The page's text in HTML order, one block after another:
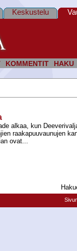
KOMMENTIT HAKU
Keskustelu
alkaa, kun
raakapuuvaunujen
ovat...